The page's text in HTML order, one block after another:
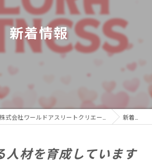
新着情報
新着情報
人材を育成しています